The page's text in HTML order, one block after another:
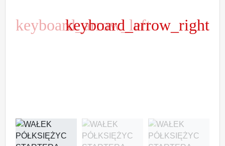
Poprzedni
keyboard_arrow_leftNastępny
keyboard_arrow_right